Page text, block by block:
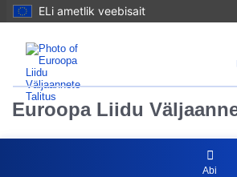
ELi ametlik veebisait
Euroopa Liidu
Abi